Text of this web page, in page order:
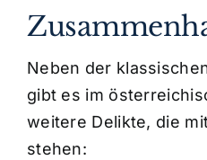
Neben der
gibt es im
weitere Delikte, die
stehen: